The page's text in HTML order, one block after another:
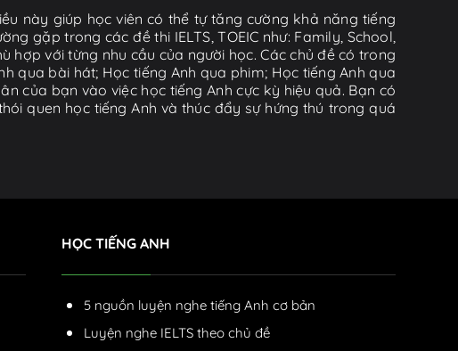
này giúp học viên có thể tự tăng cường khả năng tiếng
gặp trong các đề thi IELTS, TOEIC như: Family, School,
hợp với từng nhu cầu của người học. Các chủ đề có trong
qua bài hát; Học tiếng Anh qua phim; Học tiếng Anh qua
của bạn vào việc học tiếng Anh cực kỳ hiệu quả. Bạn có
quen học tiếng Anh và thúc đẩy sự hứng thú trong quá
HỌC TIẾNG ANH
5 nguồn luyện nghe tiếng Anh cơ bản
Luyện nghe IELTS theo chủ đề